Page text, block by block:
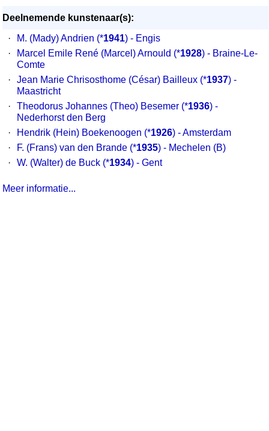
Deelnemende kunstenaar(s):
·
M. (Mady) Andrien (*1941) - Engis
·
Marcel Emile René (Marcel) Arnould (*1928) - Braine-Le-
Comte
·
Jean Marie Chrisosthome (César) Bailleux (*1937) -
Maastricht
·
Theodorus Johannes (Theo) Besemer (*1936) -
Nederhorst den Berg
·
Hendrik (Hein) Boekenoogen (*1926) - Amsterdam
·
F. (Frans) van den Brande (*1935) - Mechelen (B)
·
W. (Walter) de Buck (*1934) - Gent
Meer informatie...